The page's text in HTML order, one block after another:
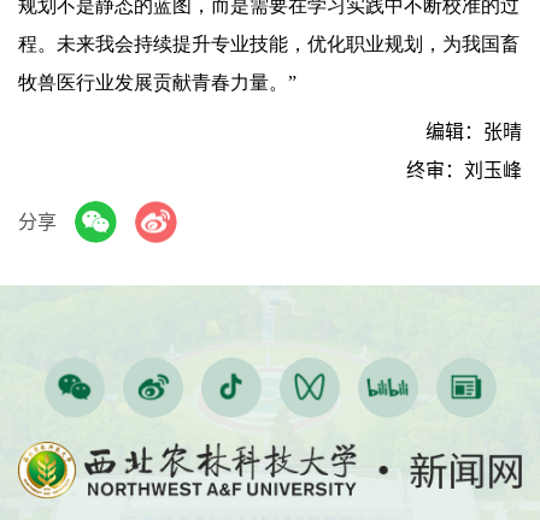
规划不是静态的蓝图，而是需要在学习实践中不断校准的过
程。未来我会持续提升专业技能，优化职业规划，为我国畜
牧兽医行业发展贡献青春力量。”
编辑：张晴
终审：刘玉峰
分享